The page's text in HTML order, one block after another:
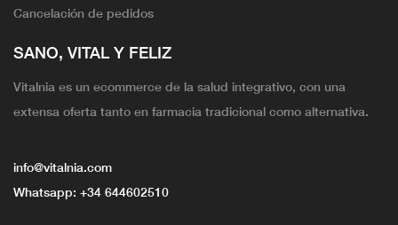
Cancelación de pedidos
SANO, VITAL Y FELIZ
Vitalnia es un ecommerce de la salud integrativo, con una
extensa oferta tanto en farmacia tradicional como alternativa.
info@vitalnia.com
Whatsapp: +34 644602510